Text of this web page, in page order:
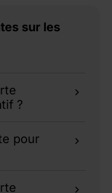
sur les
?
pour